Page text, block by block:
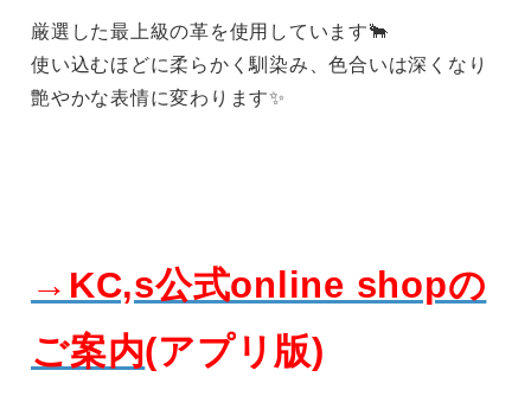
厳選した最上級の革を使用しています🐂
使い込むほどに柔らかく馴染み、色合いは深くなり
艶やかな表情に変わります✨
→KC,s公式online shopの
ご案内(アプリ版)